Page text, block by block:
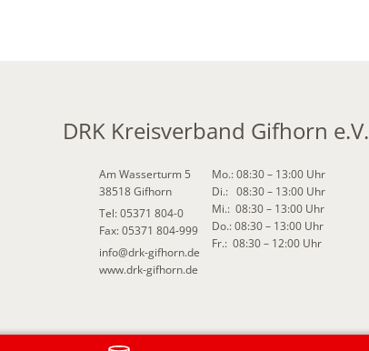
DRK Kreisverband Gifhorn e.V.
Am Wasserturm 5
38518 Gifhorn
Tel: 05371 804-0
Fax: 05371 804-999
info@drk-gifhorn.de
www.drk-gifhorn.de
Mo.: 08:30 – 13:00 Uhr
Di.: 08:30 – 13:00 Uhr
Mi.: 08:30 – 13:00 Uhr
Do.: 08:30 – 13:00 Uhr
Fr.: 08:30 – 12:00 Uhr